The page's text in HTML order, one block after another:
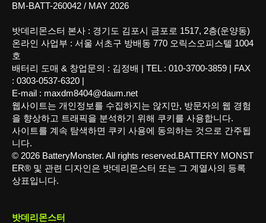
BM-BATT-260042 / MAY 2026
밧데리몬스터 본사 : 경기도 김포시 금포로 1517, 2층(운양동)
온라인 사업부 : 서울 서초구 방배동 770 오릭스오피스텔 1004
호
배터리 도매 & 창업문의 : 김정배 | TEL : 010-3700-3859 | FAX
: 0303-0537-6320 |
E-mail : maxdm8404@daum.net
웹사이트는 개인정보를 수집하지는 않지만, 방문자의 웹 경험
을 향상하고 트래픽을 분석하기 위해 쿠키를 사용합니다.
사이트를 계속 탐색하면 쿠키 사용에 동의하는 것으로 간주됩
니다.
© 2026 BatteryMonster. All rights reserved.BATTERY MONST
ER® 및 관련 디자인은 밧데리몬스터 또는 그 계열사의 등록
상표입니다.
밧데리몬스터